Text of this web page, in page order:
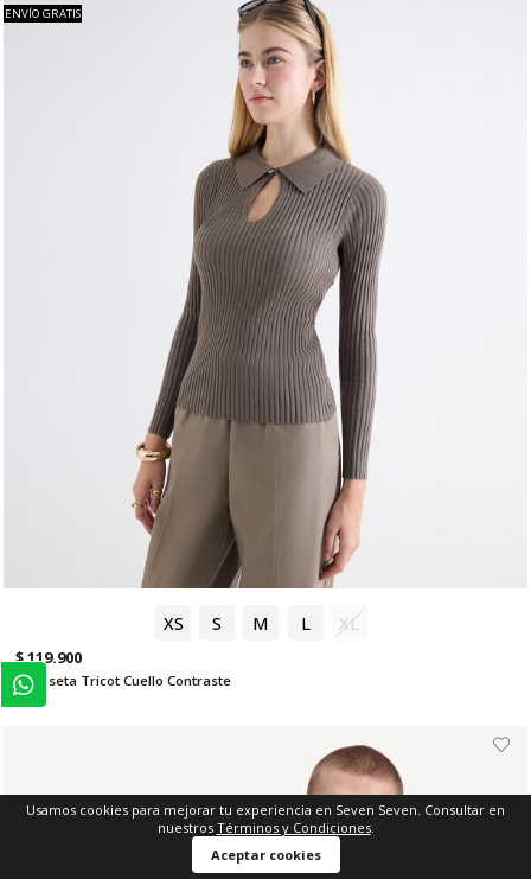
XS S M L XL
ENVÍO GRATIS
$ 119.900
Camiseta Tricot Cuello Contraste
Usamos cookies para mejorar tu experiencia en Seven Seven. Consultar en
nuestros Términos y Condiciones.
Aceptar cookies